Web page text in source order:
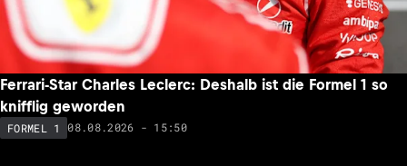
Ferrari-Star Charles Leclerc: Deshalb ist die Formel 1 so
knifflig geworden
FORMEL 1 08.08.2026 - 15:50